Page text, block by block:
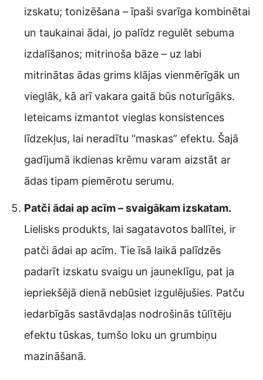
izskatu; tonizēšana – īpaši svarīga kombinētai
un taukainai ādai, jo palīdz regulēt sebuma
izdalīšanos; mitrinoša bāze – uz labi
mitrinātas ādas grims klājas vienmērīgāk un
vieglāk, kā arī vakara gaitā būs noturīgāks.
Ieteicams izmantot vieglas konsistences
līdzekļus, lai neradītu “maskas” efektu. Šajā
gadījumā ikdienas krēmu varam aizstāt ar
ādas tipam piemērotu serumu.
Patči ādai ap acīm – svaigākam izskatam.
Lielisks produkts, lai sagatavotos ballītei, ir
patči ādai ap acīm. Tie īsā laikā palīdzēs
padarīt izskatu svaigu un jauneklīgu, pat ja
iepriekšējā dienā nebūsiet izgulējušies. Patču
iedarbīgās sastāvdaļas nodrošinās tūlītēju
efektu tūskas, tumšo loku un grumbiņu
mazināšanā.